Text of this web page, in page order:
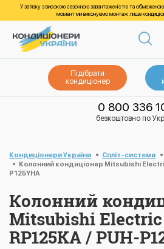
У зв’язку з високою сезонною завантаженістю та
момент ми виконуємо монтаж лише
Підібрати
кондиціонер
0 800 336
безкоштовно по
Кондиціонери України Спліт-системи
Колонний кондиціонер Mitsubishi
P125YHA
Колонний
Mitsubishi Electric
RP125KA / PUH-